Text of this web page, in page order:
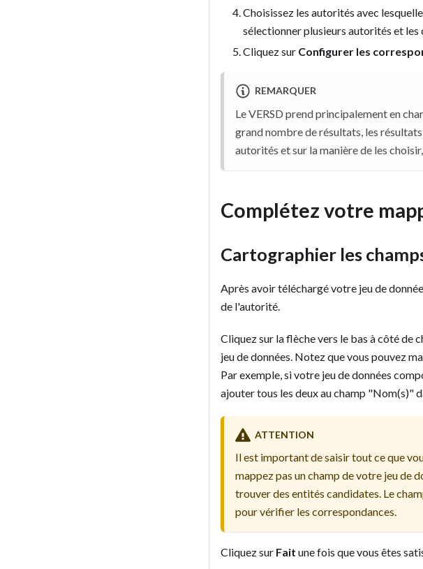
Choisissez les autorités avec
sélectionner plusieurs autorités et
Cliquez sur Configurer les
REMARQUER
Le VERSD prend principalement en
grand nombre de résultats, les
autorités et sur la manière de les
Complétez votre
Cartographier les
Après avoir téléchargé votre jeu de
de l'autorité.
Cliquez sur la flèche vers le bas à côté de
jeu de données. Notez que vous pouvez
Par exemple, si votre jeu de données
ajouter tous les deux au champ "Nom(s)"
ATTENTION
Il est important de saisir tout ce que
mappez pas un champ de votre jeu de
trouver des entités candidates. Le
pour vérifier les correspondances.
Cliquez sur Fait une fois que vous êtes